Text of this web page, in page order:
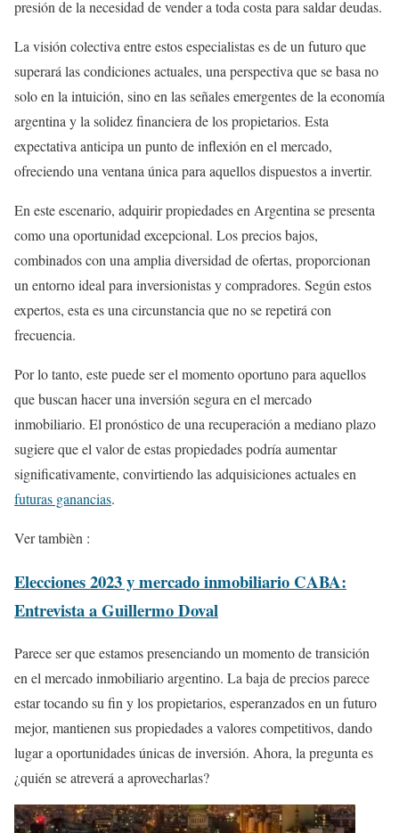
presión de la necesidad de vender a toda costa para saldar deudas.
La visión colectiva entre estos especialistas es de un futuro que
superará las condiciones actuales, una perspectiva que se basa no
solo en la intuición, sino en las señales emergentes de la economía
argentina y la solidez financiera de los propietarios. Esta
expectativa anticipa un punto de inflexión en el mercado,
ofreciendo una ventana única para aquellos dispuestos a invertir.
En este escenario, adquirir propiedades en Argentina se presenta
como una oportunidad excepcional. Los precios bajos,
combinados con una amplia diversidad de ofertas, proporcionan
un entorno ideal para inversionistas y compradores. Según estos
expertos, esta es una circunstancia que no se repetirá con
frecuencia.
Por lo tanto, este puede ser el momento oportuno para aquellos
que buscan hacer una inversión segura en el mercado
inmobiliario. El pronóstico de una recuperación a mediano plazo
sugiere que el valor de estas propiedades podría aumentar
significativamente, convirtiendo las adquisiciones actuales en
futuras ganancias.
Ver tambièn :
Elecciones 2023 y mercado inmobiliario CABA:
Entrevista a Guillermo Doval
Parece ser que estamos presenciando un momento de transición
en el mercado inmobiliario argentino. La baja de precios parece
estar tocando su fin y los propietarios, esperanzados en un futuro
mejor, mantienen sus propiedades a valores competitivos, dando
lugar a oportunidades únicas de inversión. Ahora, la pregunta es
¿quién se atreverá a aprovecharlas?